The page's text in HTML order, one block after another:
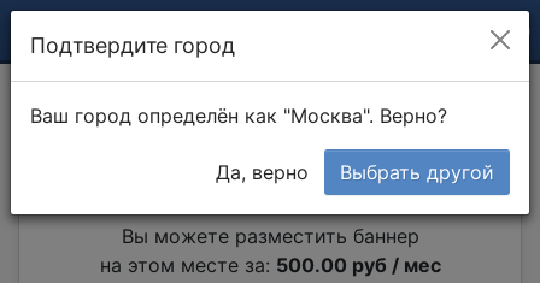
Укладка ламината
Вы можете разместить баннер
на этом месте за: 500.00 руб / мес
Подтвердите город
Ваш город определён как "Москва". Верно?
Да, верно Выбрать другой